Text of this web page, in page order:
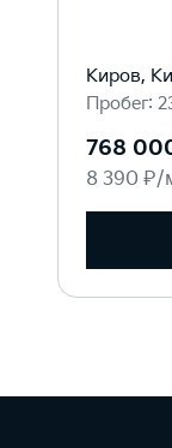
Киров,
Пробег:
768
8 390 ₽/